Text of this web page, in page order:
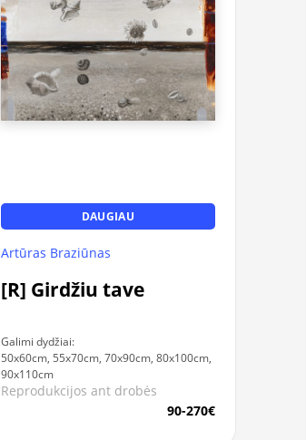
DAUGIAU
Artūras Braziūnas
[R] Girdžiu tave
Galimi dydžiai:
50x60cm, 55x70cm, 70x90cm, 80x100cm,
90x110cm
Reprodukcijos ant drobės
90-270€